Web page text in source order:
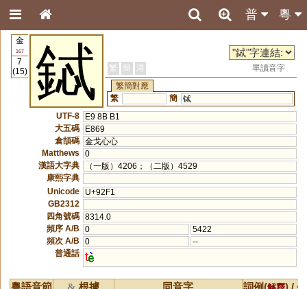
粵
普
金
167
7
(15)
鋱 繁 簡 港
單讀音字
繁簡對應
繁
簡 铽
UTF-8
E9 8B B1
大五碼
E869
倉頡碼 金戈心心
Matthews
0
漢語大字典
（一版）4206；（二版）4529
康熙字典
Unicode
U+92F1
GB2312
四角號碼 8314.0
頻序 A/B
0
5422
頻次 A/B
0
--
普通話 t
粵語音節 & 根據 同音字 詞例(解釋) /